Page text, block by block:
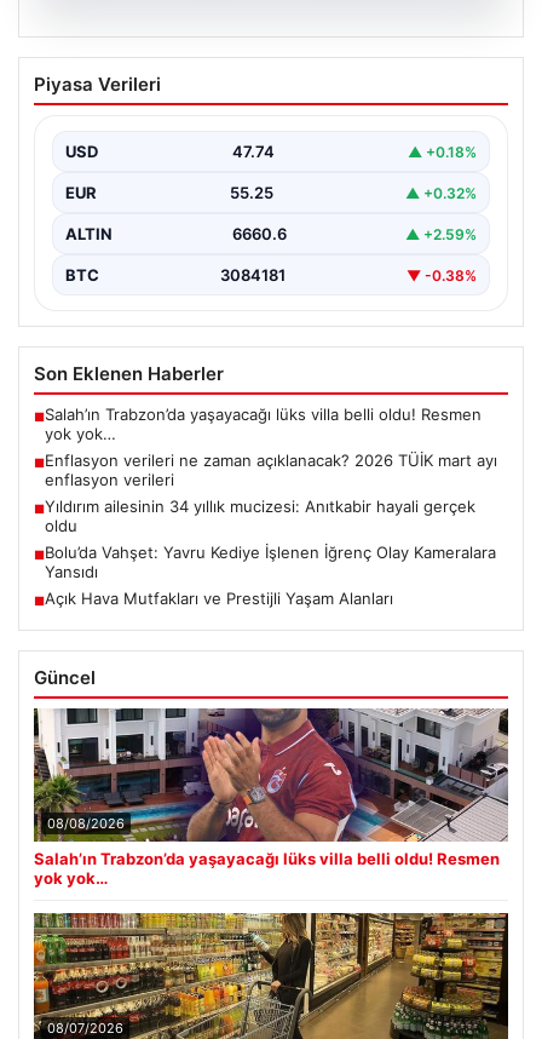
07.08.2026
Enflasyon verileri ne zaman
açıklanacak? 2026 TÜİK mart ayı
Piyasa Verileri
USD 47.74 ▲ +0.18%
EUR 55.25 ▲ +0.32%
ALTIN 6660.6 ▲ +2.59%
BTC 3084181 ▼ -0.38%
Son Eklenen Haberler
■Salah’ın Trabzon’da yaşayacağı lüks villa belli oldu! Resmen
yok yok…
■Enflasyon verileri ne zaman açıklanacak? 2026 TÜİK mart ayı
enflasyon verileri
■Yıldırım ailesinin 34 yıllık mucizesi: Anıtkabir hayali gerçek
oldu
■Bolu’da Vahşet: Yavru Kediye İşlenen İğrenç Olay Kameralara
Yansıdı
■Açık Hava Mutfakları ve Prestijli Yaşam Alanları
Güncel
08/08/2026
Salah’ın Trabzon’da yaşayacağı lüks villa belli oldu! Resmen
yok yok…
08/07/2026